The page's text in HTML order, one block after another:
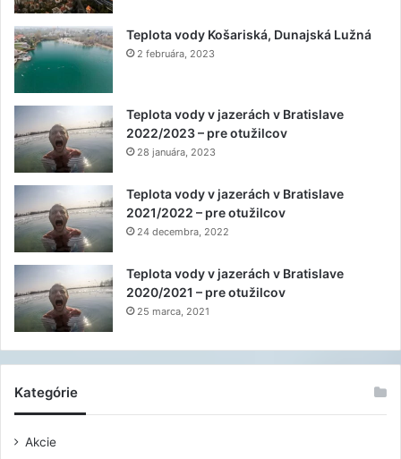
Teplota vody Košariská, Dunajská Lužná
2 februára, 2023
Teplota vody v jazerách v Bratislave
2022/2023 – pre otužilcov
28 januára, 2023
Teplota vody v jazerách v Bratislave
2021/2022 – pre otužilcov
24 decembra, 2022
Teplota vody v jazerách v Bratislave
2020/2021 – pre otužilcov
25 marca, 2021
Kategórie
Akcie